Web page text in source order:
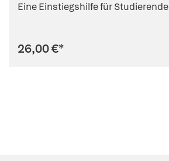
Eine Einstiegshilfe für Studierende
26,00 €*